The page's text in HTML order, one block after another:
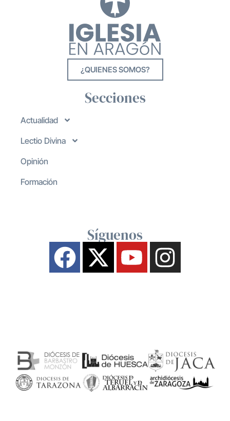
¿QUIENES SOMOS?
Secciones
Actualidad
Lectio Divina
Opinión
Formación
Síguenos